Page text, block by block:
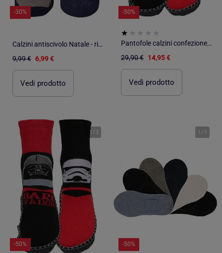
-30%
Calzini antiscivolo Natale - riempito bambino Isotoner
9,99 € 6,99 €
Vedi prodotto
-50%
Pantofole calzini confezione da 2 STAR WARS
29,90 € 14,95 €
Vedi prodotto
1 / 3
-50%
1 / 1
-50%